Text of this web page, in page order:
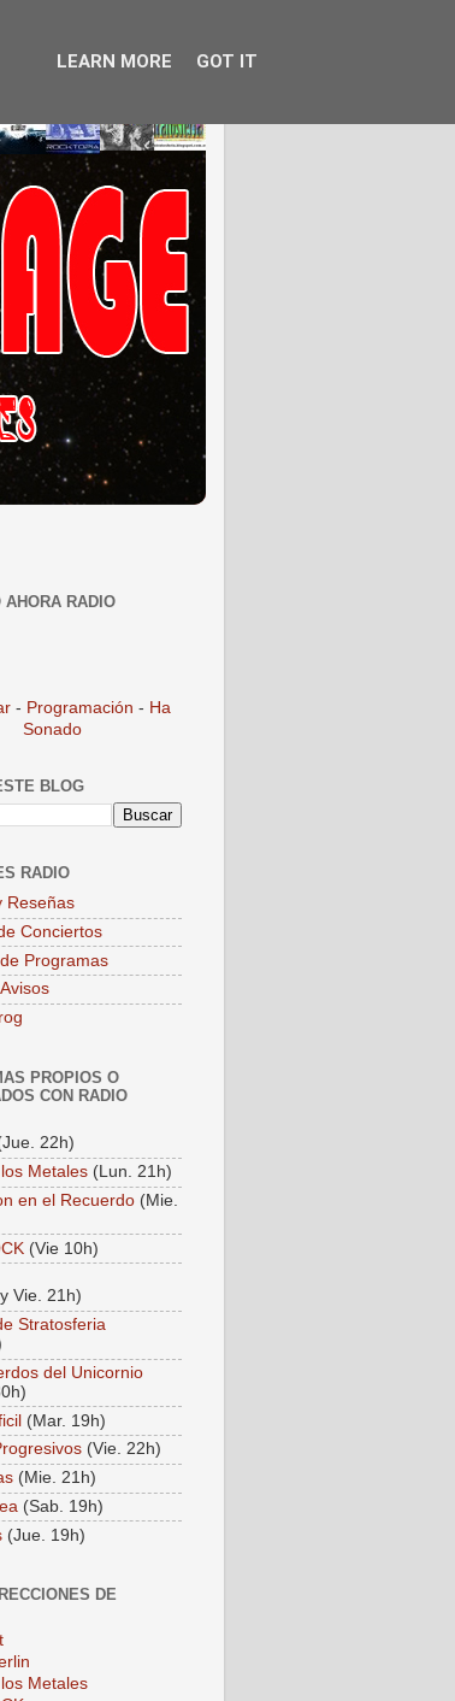
AHORA RADIO
- Programación - Ha
Sonado
BLOG
RADIO
Reseñas
Conciertos
Programas
PROPIOS O
CON RADIO
22h)
Metales (Lun. 21h)
en el Recuerdo (Mie.
(Vie 10h)
Vie. 21h)
Stratosferia
del Unicornio
(Mar. 19h)
(Vie. 22h)
(Mie. 21h)
(Sab. 19h)
(Jue. 19h)
DE
Metales
LEARN MORE GOT IT